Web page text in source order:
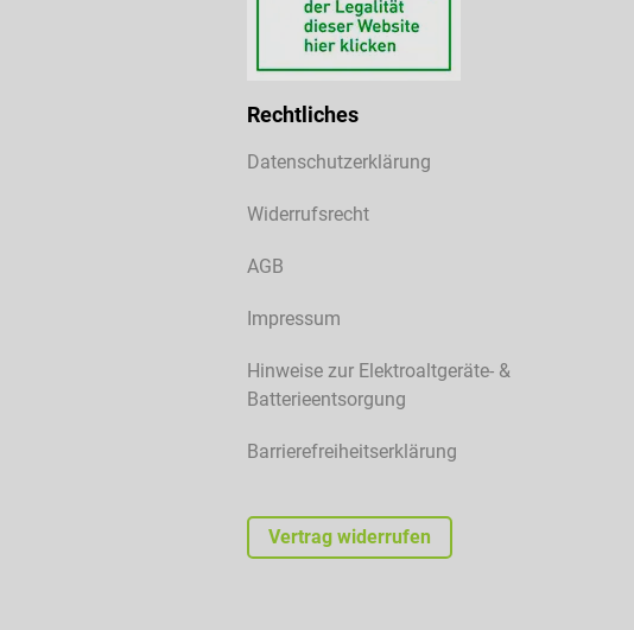
Rechtliches
Datenschutzerklärung
Widerrufsrecht
AGB
Impressum
Hinweise zur Elektroaltgeräte- &
Batterieentsorgung
Barrierefreiheitserklärung
Vertrag widerrufen